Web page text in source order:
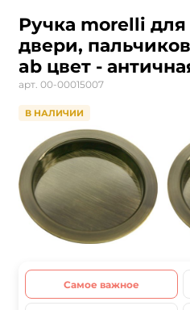
Ручка morelli
двери,
ab цвет -
арт. 00-00015007
В НАЛИЧИИ
Самое важное